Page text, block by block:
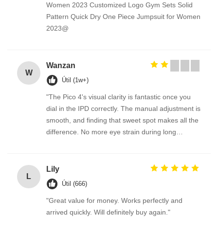
Women 2023 Customized Logo Gym Sets Solid
Pattern Quick Dry One Piece Jumpsuit for Women
2023@
W
Wanzan
Útil (1w+)
"The Pico 4's visual clarity is fantastic once you
dial in the IPD correctly. The manual adjustment is
smooth, and finding that sweet spot makes all the
difference. No more eye strain during long
fantastic once you dial in the IPD correctly. The
manual adjustment is smooth, and finding that
sweet spot makes all the difference. No more eye
strain during long sessions. Highly recommend
taking the time to set it up properly!""The Pico 4's
L
Lily
Útil (666)
"Great value for money. Works perfectly and
arrived quickly. Will definitely buy again."